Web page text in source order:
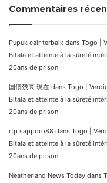
Commentaires
Pupuk cair terbaik dans Togo |
Bitala et atteinte à la sûreté
20ans de prison
国債残高 現在 dans Togo |
Bitala et atteinte à la sûreté
20ans de prison
rtp sapporo88 dans Togo |
Bitala et atteinte à la sûreté
20ans de prison
Neatherland News Today dans